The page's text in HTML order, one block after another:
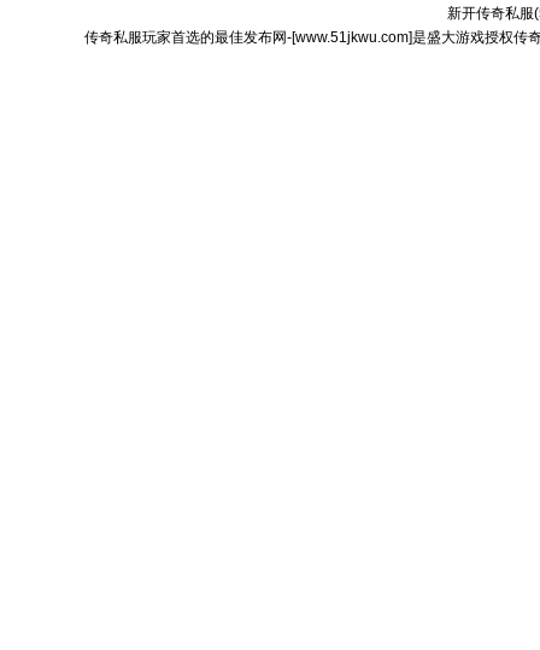
新开传奇私服(
传奇私服玩家首选的最佳发布网-[www.51jkwu.com]是盛大游戏授权传